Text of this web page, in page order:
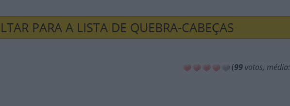
PARA A LISTA DE QUEBRA-CABEÇAS
(99 votos, média: